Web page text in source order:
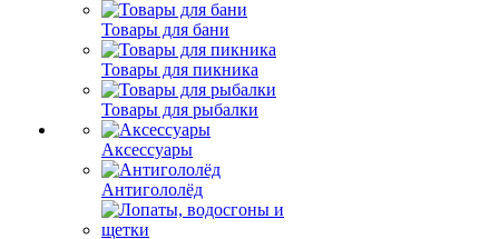
Товары для бани
Товары для пикника
Товары для рыбалки
Аксессуары
Антигололёд